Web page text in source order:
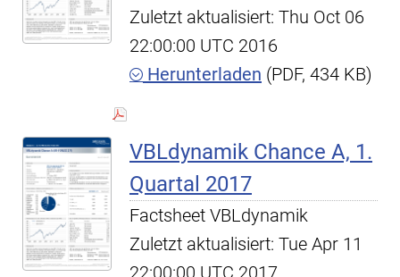
Zuletzt aktualisiert: Thu Oct 06
22:00:00 UTC 2016
Herunterladen (PDF, 434 KB)
VBLdynamik Chance A, 1.
Quartal 2017
Factsheet VBLdynamik
Zuletzt aktualisiert: Tue Apr 11
22:00:00 UTC 2017